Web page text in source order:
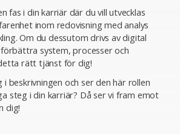
fas i din karriär där du vill utvecklas
inom redovisning med analys
Om du dessutom drivs av digital
system, processer och
rätt tjänst för dig!
i beskrivningen och ser den här rollen
steg i din karriär? Då ser vi fram emot
dig!